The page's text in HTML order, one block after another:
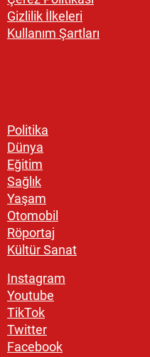
Gizlilik İlkeleri
Kullanım Şartları
Politika
Dünya
Eğitim
Sağlık
Yaşam
Otomobil
Röportaj
Kültür Sanat
Instagram
Youtube
TikTok
Twitter
Facebook